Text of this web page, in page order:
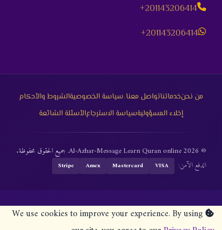
+201143206414
+201143206414
من نحنخدماتناتواصل معنا·سياسة الخصوصيةالشروط والأحكام
إخلاء المسؤوليةسياسة الاسترجاعالأسئلة الشائعة
© 2026 Al-Azhar-Message Learn Quran online. جميع الحقوق محفوظة.
الدفع الآمن: VISA
Mastercard
Amex
Stripe
We use cookies to improve your experience. By using